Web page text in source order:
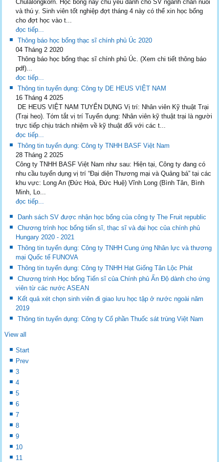
Chulalongkorn. Học bổng này chủ yếu dành cho SV ngành chăn nuôi
và thú y. Sinh viên tốt nghiệp đợt tháng 4 này có thể xin học bổng
cho đợt học vào t...
đọc tiếp...
Thông báo học bổng thạc sĩ chính phủ Úc 2020
04 Tháng 2 2020
Thông báo học bổng thạc sĩ chính phủ Úc. (Xem chi tiết thông báo
pdf)...
đọc tiếp...
Thông tin tuyển dụng: Công ty DE HEUS VIỆT NAM
16 Tháng 4 2025
DE HEUS VIỆT NAM TUYỂN DỤNG Vị trí: Nhân viên Kỹ thuật Trại
(Trại heo). Tóm tắt vị trí Tuyển dụng: Nhân viên kỹ thuật trại là người
trực tiếp chịu trách nhiệm về kỹ thuật đối với các t...
đọc tiếp...
Thông tin tuyển dụng: Công ty TNHH BASF Việt Nam
28 Tháng 2 2025
Công ty TNHH BASF Việt Nam như sau: Hiện tại, Công ty đang có
nhu cầu tuyển dụng vị trí “Đại diện Thương mại và Quảng bá” tại các
khu vực: Long An (Đức Hoà, Đức Huệ) Vĩnh Long (Bình Tân, Bình
Minh, Lo...
đọc tiếp...
Danh sách SV được nhận học bổng của công ty The Fruit republic
Chương trình học bổng tiến sĩ, thạc sĩ và đại học của chính phủ
Hungary 2020 - 2021
Thông tin tuyển dụng: Công ty TNHH Cung ứng Nhân lực và thương
mại Quốc tế FUNOVA
Thông tin tuyển dụng: Công ty TNHH Hạt Giống Tân Lộc Phát
Chương trình Học bổng Tiến sĩ của Chính phủ Ấn Độ dành cho ứng
viên từ các nước ASEAN
Kết quả xét chọn sinh viên đi giao lưu học tập ở nước ngoài năm
2019
Thông tin tuyển dụng: Công ty Cổ phần Thuốc sát trùng Việt Nam
View all
Start
Prev
3
4
5
6
7
8
9
10
11